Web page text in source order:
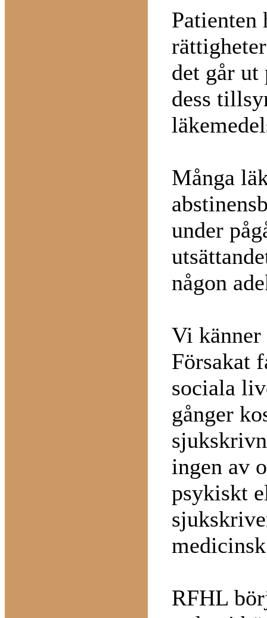
Patienten
det går ut
dess
Många
under
någon
Vi
Försakat
sociala
gånger
ingen av
psykiskt
RFHL